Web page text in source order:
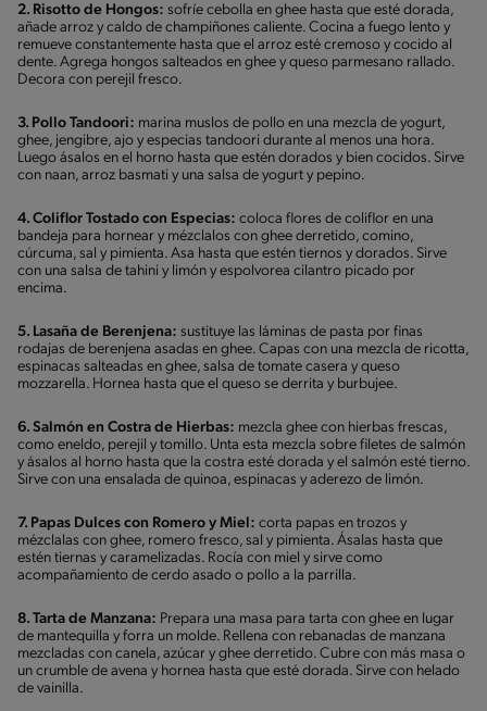
2. Risotto de Hongos: sofríe cebolla en ghee hasta que esté dorada,
añade arroz y caldo de champiñones caliente. Cocina a fuego lento y
remueve constantemente hasta que el arroz esté cremoso y cocido al
dente. Agrega hongos salteados en ghee y queso parmesano rallado.
Decora con perejil fresco.
3. Pollo Tandoori: marina muslos de pollo en una mezcla de yogurt,
ghee, jengibre, ajo y especias tandoori durante al menos una hora.
Luego ásalos en el horno hasta que estén dorados y bien cocidos. Sirve
con naan, arroz basmati y una salsa de yogurt y pepino.
4. Coliflor Tostado con Especias: coloca flores de coliflor en una
bandeja para hornear y mézclalos con ghee derretido, comino,
cúrcuma, sal y pimienta. Asa hasta que estén tiernos y dorados. Sirve
con una salsa de tahini y limón y espolvorea cilantro picado por
encima.
5. Lasaña de Berenjena: sustituye las láminas de pasta por finas
rodajas de berenjena asadas en ghee. Capas con una mezcla de ricotta,
espinacas salteadas en ghee, salsa de tomate casera y queso
mozzarella. Hornea hasta que el queso se derrita y burbujee.
6. Salmón en Costra de Hierbas: mezcla ghee con hierbas frescas,
como eneldo, perejil y tomillo. Unta esta mezcla sobre filetes de salmón
y ásalos al horno hasta que la costra esté dorada y el salmón esté tierno.
Sirve con una ensalada de quinoa, espinacas y aderezo de limón.
7. Papas Dulces con Romero y Miel: corta papas en trozos y
mézclalas con ghee, romero fresco, sal y pimienta. Ásalas hasta que
estén tiernas y caramelizadas. Rocía con miel y sirve como
acompañamiento de cerdo asado o pollo a la parrilla.
8. Tarta de Manzana: Prepara una masa para tarta con ghee en lugar
de mantequilla y forra un molde. Rellena con rebanadas de manzana
mezcladas con canela, azúcar y ghee derretido. Cubre con más masa o
un crumble de avena y hornea hasta que esté dorada. Sirve con helado
de vainilla.